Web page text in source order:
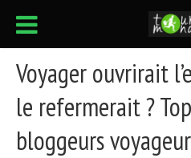
Voyager ouvrirait
le refermerait ?
bloggeurs